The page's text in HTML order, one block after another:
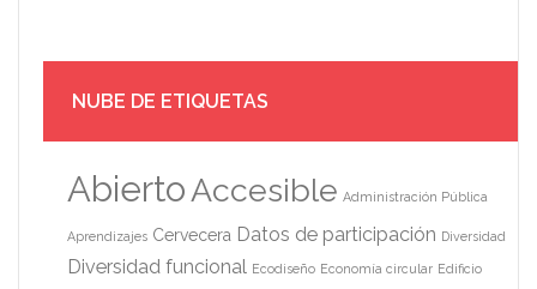
NUBE DE ETIQUETAS
AbiertoAccesible Administración Pública
Aprendizajes Cervecera Datos de participación Diversidad
Diversidad funcional Ecodiseño Economía circular Edificio